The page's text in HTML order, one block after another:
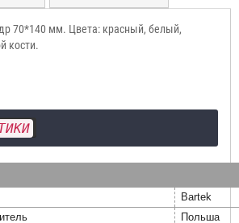
70*140 мм. Цвета: красный, белый,
кости.
Bartek
Польша